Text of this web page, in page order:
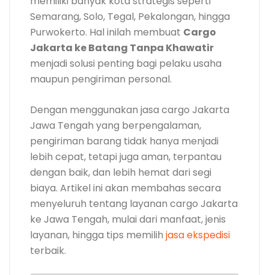
Semarang, Solo, Tegal, Pekalongan, hingga
Purwokerto. Hal inilah membuat Cargo
Jakarta ke Batang Tanpa Khawatir
menjadi solusi penting bagi pelaku usaha
maupun pengiriman personal.
Dengan menggunakan jasa cargo Jakarta
Jawa Tengah yang berpengalaman,
pengiriman barang tidak hanya menjadi
lebih cepat, tetapi juga aman, terpantau
dengan baik, dan lebih hemat dari segi
biaya. Artikel ini akan membahas secara
menyeluruh tentang layanan cargo Jakarta
ke Jawa Tengah, mulai dari manfaat, jenis
layanan, hingga tips memilih jasa ekspedisi
terbaik.